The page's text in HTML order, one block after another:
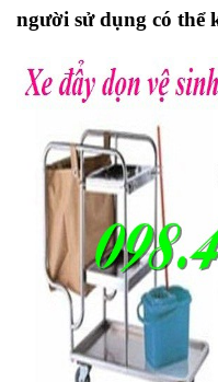
người sử dụng có thể